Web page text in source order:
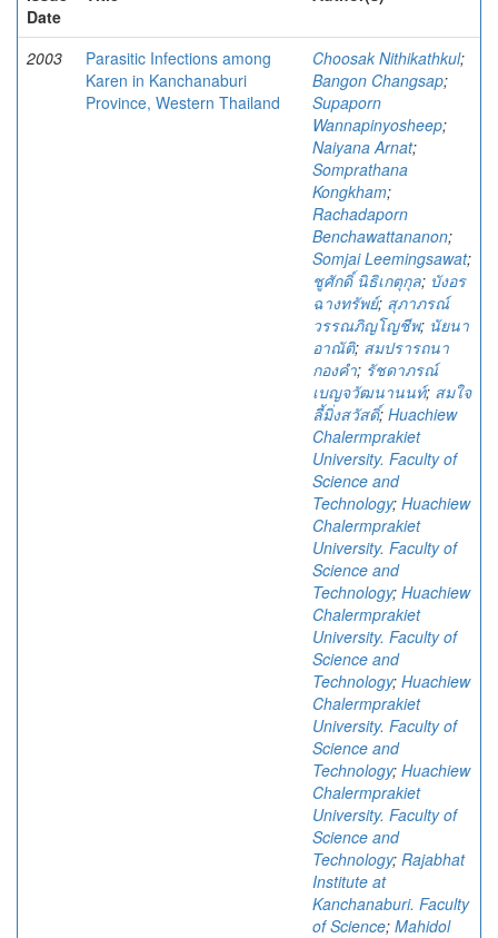
Date
2003
Parasitic Infections among
Karen in Kanchanaburi
Province, Western Thailand
Choosak Nithikathkul;
Bangon Changsap;
Supaporn
Wannapinyosheep;
Naiyana Arnat;
Somprathana
Kongkham;
Rachadaporn
Benchawattananon;
Somjai Leemingsawat;
ชูศักดิ์ นิธิเกตุกุล; บังอร
ฉางทรัพย์; สุภาภรณ์
วรรณภิญโญชีพ; นัยนา
อาณัติ; สมปรารถนา
กองคำ; รัชดาภรณ์
เบญจวัฒนานนท์; สมใจ
ลี้มิ่งสวัสดิ์; Huachiew
Chalermprakiet
University. Faculty of
Science and
Technology; Huachiew
Chalermprakiet
University. Faculty of
Science and
Technology; Huachiew
Chalermprakiet
University. Faculty of
Science and
Technology; Huachiew
Chalermprakiet
University. Faculty of
Science and
Technology; Huachiew
Chalermprakiet
University. Faculty of
Science and
Technology; Rajabhat
Institute at
Kanchanaburi. Faculty
of Science; Mahidol